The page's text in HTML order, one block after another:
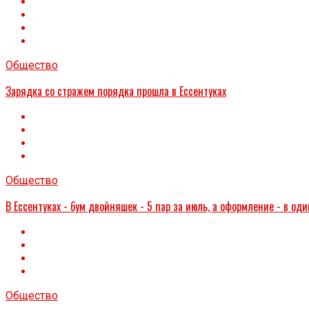
Общество
Зарядка со стражем порядка прошла в Ессентуках
Общество
В Ессентуках - бум двойняшек - 5 пар за июль, а оформление - в
Общество